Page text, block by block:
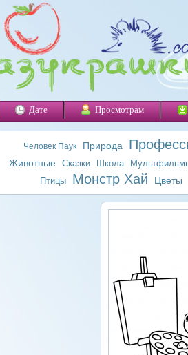
Дате Просмотрам
Человек Паук Природа
Животные Сказки Школа
Птицы Монстр Хай Цветы